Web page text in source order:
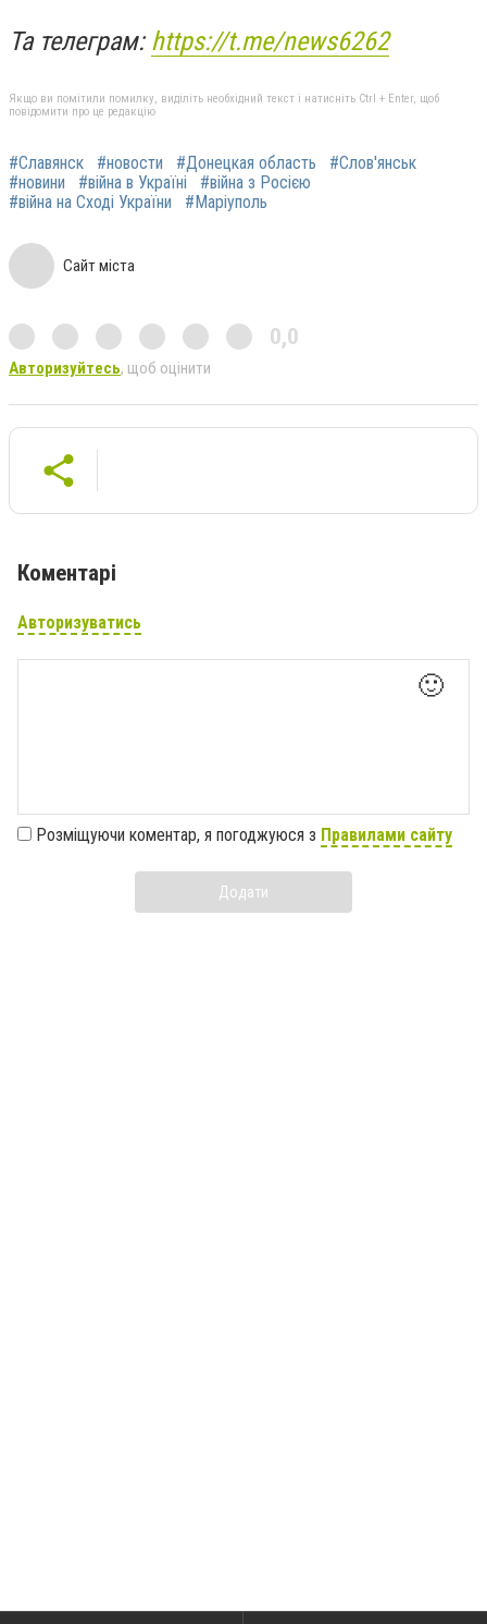
Та телеграм:https://t.me/news6262
Якщо ви помітили помилку, виділіть необхідний текст і натисніть Ctrl + Enter, щоб
повідомити про це редакцію
#Славянск #новости #Донецкая область
#Слов'янськ
#новини
#війна в Україні
#війна з Росією
#війна на Сході України
#Маріуполь
Сайт міста
0,0
Авторизуйтесь, щоб оцінити
Коментарі
Авторизуватись
🙂
Розміщуючи коментар, я погоджуюся з Правилами сайту
Додати